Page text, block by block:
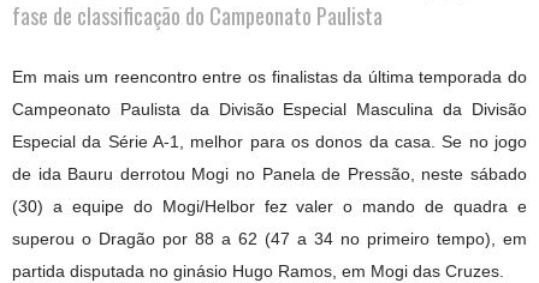
fase de classificação do Campeonato Paulista
Em mais um reencontro entre os finalistas da última temporada do
Campeonato Paulista da Divisão Especial Masculina da Divisão
Especial da Série A-1, melhor para os donos da casa. Se no jogo
de ida Bauru derrotou Mogi no Panela de Pressão, neste sábado
(30) a equipe do Mogi/Helbor fez valer o mando de quadra e
superou o Dragão por 88 a 62 (47 a 34 no primeiro tempo), em
partida disputada no ginásio Hugo Ramos, em Mogi das Cruzes.